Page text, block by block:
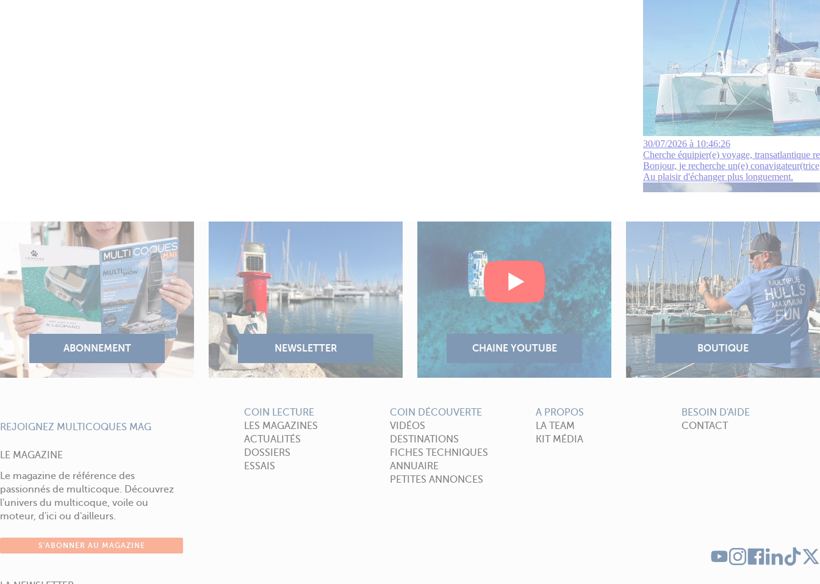
REJOIGNEZ MULTICOQUES MAG
LE MAGAZINE
Le magazine de référence des
passionnés de multicoque. Découvrez
l'univers du multicoque, voile ou
moteur, d'ici ou d'ailleurs.
S'ABONNER AU MAGAZINE
COIN LECTURE
LES MAGAZINES
ACTUALITÉS
DOSSIERS
ESSAIS
COIN DÉCOUVERTE
VIDÉOS
DESTINATIONS
FICHES TECHNIQUES
ANNUAIRE
PETITES ANNONCES
A PROPOS
LA TEAM
KIT MÉDIA
BESOIN D'AIDE
CONTACT